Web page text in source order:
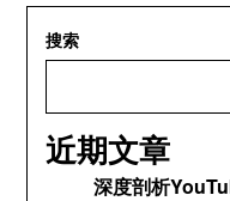
搜索
近期文章
深度剖析